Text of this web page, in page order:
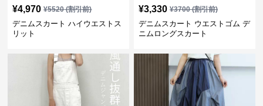
¥4,970 ¥5520(割引前)
デニムスカート ハイウエストス
リット
¥3,330 ¥3700(割引前)
デニムスカート ウエストゴム デ
ニムロングスカート